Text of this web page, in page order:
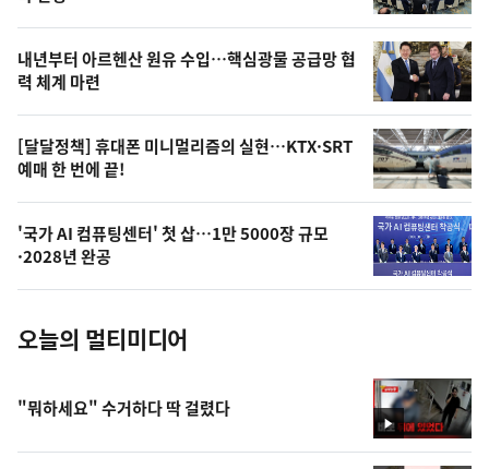
의
영
상
오
늘
의
사
진
내년부터 아르헨산 원유 수입…핵심광물 공급망 협
력 체계 마련
[달달정책] 휴대폰 미니멀리즘의 실현…KTX·SRT
예매 한 번에 끝!
'국가 AI 컴퓨팅센터' 첫 삽…1만 5000장 규모
·2028년 완공
오늘의 멀티미디어
영
상
"뭐하세요" 수거하다 딱 걸렸다